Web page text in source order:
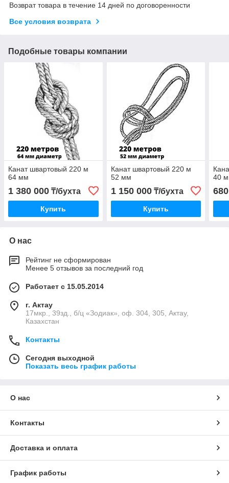
Возврат товара в течение 14 дней по договоренности
Все условия возврата
Подобные товары компании
Канат швартовый 220 м
64 мм
1 380 000 ₸/бухта
Купить
Канат швартовый 220 м
52 мм
1 150 000₸/бухта
Купить
40
О нас
Рейтинг не сформирован
Менее 5 отзывов за последний год
Работает с 15.05.2014
г. Актау
17мкр., 39зд., б/ц «Зодиак», оф. 304, 305, Актау,
Казахстан
Контакты
Сегодня выходной
Показать весь график работы
О нас
Контакты
Доставка и оплата
График работы